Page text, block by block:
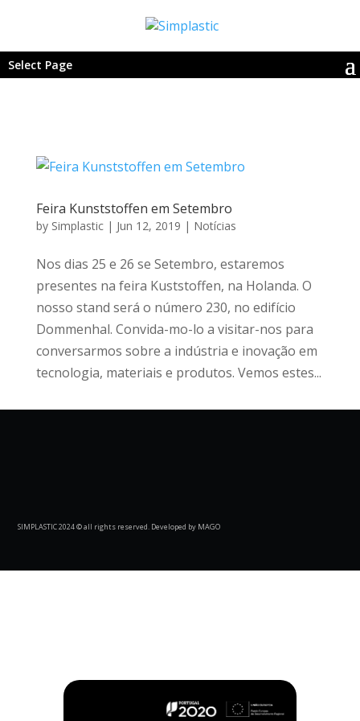
Select Page
Feira Kunststoffen em Setembro
by Simplastic| Jun 12, 2019 | Notícias
Nos dias 25 e 26 se Setembro, estaremos
presentes na feira Kuststoffen, na Holanda. O
nosso stand será o número 230, no edifício
Dommenhal. Convida-mo-lo a visitar-nos para
conversarmos sobre a indústria e inovação em
tecnologia, materiais e produtos. Vemos estes...
SIMPLASTIC 2024 © all rights reserved. Developed by MAGO